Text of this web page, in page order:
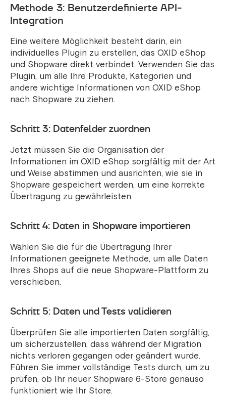
Methode 3: Benutzerdefinierte API-
Integration
Eine weitere Möglichkeit besteht darin, ein
individuelles Plugin zu erstellen, das OXID eShop
und Shopware direkt verbindet. Verwenden Sie das
Plugin, um alle Ihre Produkte, Kategorien und
andere wichtige Informationen von OXID eShop
nach Shopware zu ziehen.
Schritt 3: Datenfelder zuordnen
Jetzt müssen Sie die Organisation der
Informationen im OXID eShop sorgfältig mit der Art
und Weise abstimmen und ausrichten, wie sie in
Shopware gespeichert werden, um eine korrekte
Übertragung zu gewährleisten.
Schritt 4: Daten in Shopware importieren
Wählen Sie die für die Übertragung Ihrer
Informationen geeignete Methode, um alle Daten
Ihres Shops auf die neue Shopware-Plattform zu
verschieben.
Schritt 5: Daten und Tests validieren
Überprüfen Sie alle importierten Daten sorgfältig,
um sicherzustellen, dass während der Migration
nichts verloren gegangen oder geändert wurde.
Führen Sie immer vollständige Tests durch, um zu
prüfen, ob Ihr neuer Shopware 6-Store genauso
funktioniert wie Ihr Store.